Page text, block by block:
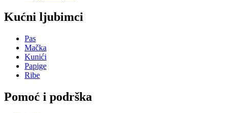
Kućni ljubimci
Pas
Mačka
Kunići
Papige
Ribe
Pomoć i podrška